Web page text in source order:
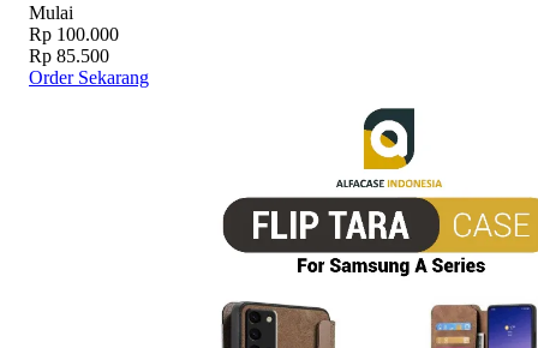
Mulai
Rp 100.000
Rp 85.500
Order Sekarang